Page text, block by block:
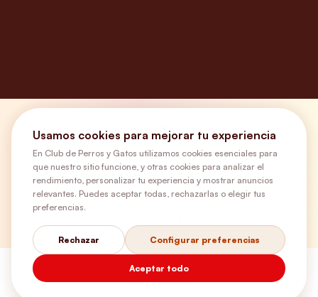
¿Necesitas ayuda?
Envíos Gratis
Usamos cookies para mejorar tu experiencia
En Club de Perros y Gatos utilizamos cookies esenciales para
que nuestro sitio funcione, y otras cookies para analizar el
rendimiento, personalizar tu experiencia y mostrar anuncios
relevantes. Puedes aceptar todas, rechazarlas o elegir tus
preferencias.
Rechazar Configurar preferencias
Aceptar todo